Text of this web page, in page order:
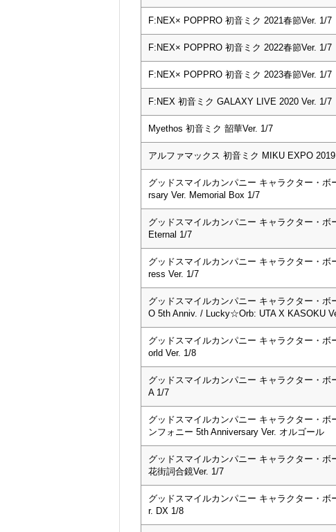
F:NEX× POPPRO 初音ミク 2021春節Ver. 1/7
F:NEX× POPPRO 初音ミク 2022春節Ver. 1/7
F:NEX× POPPRO 初音ミク 2023春節Ver. 1/7
F:NEX 初音ミク GALAXY LIVE 2020 Ver. 1/7
Myethos 初音ミク 韶華Ver. 1/7
アルファマックス 初音ミク MIKU EXPO
グッドスマイルカンパニー キャラクター・
rsary Ver. Memorial Box 1/7
グッドスマイルカンパニー キャラクター・
Eternal 1/7
グッドスマイルカンパニー キャラクター・
ress Ver. 1/7
グッドスマイルカンパニー キャラクター・
O 5th Anniv. / Lucky☆Orb: UTA X KASOKU
グッドスマイルカンパニー キャラクター・
orld Ver. 1/8
グッドスマイルカンパニー キャラクター・
A 1/7
グッドスマイルカンパニー キャラクター・
ンフォニー 5th Anniversary Ver. オルゴール
グッドスマイルカンパニー キャラクター・
花街詞合鏡Ver. 1/7
グッドスマイルカンパニー キャラクター・
r. DX 1/8